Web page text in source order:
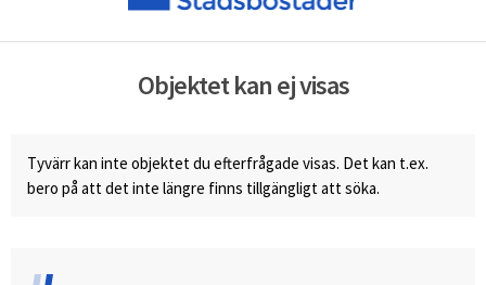
Objektet kan ej visas
Tyvärr kan inte objektet du efterfrågade visas. Det kan t.ex.
bero på att det inte längre finns tillgängligt att söka.